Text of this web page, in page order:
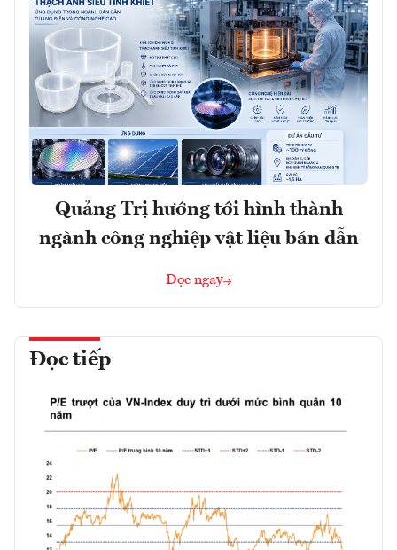
Quảng Trị hướng tới hình thành
ngành công nghiệp vật liệu bán dẫn
Đọc ngay
Đọc tiếp